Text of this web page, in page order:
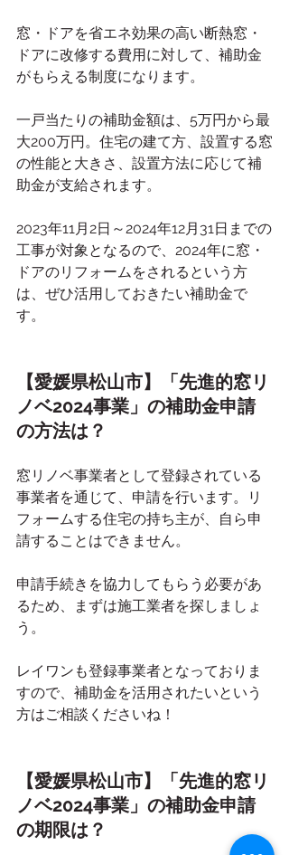
窓・ドアを省エネ効果の高い断熱窓・
ドアに改修する費用に対して、補助金
がもらえる制度になります。
一戸当たりの補助金額は、5万円から最
大200万円。住宅の建て方、設置する窓
の性能と大きさ、設置方法に応じて補
助金が支給されます。
2023年11月2日～2024年12月31日までの
工事が対象となるので、2024年に窓・
ドアのリフォームをされるという方
は、ぜひ活用しておきたい補助金で
す。
【愛媛県松山市】「先進的窓リ
ノベ2024事業」の補助金申請
の方法は？
窓リノベ事業者として登録されている
事業者を通じて、申請を行います。リ
フォームする住宅の持ち主が、自ら申
請することはできません。
申請手続きを協力してもらう必要があ
るため、まずは施工業者を探しましょ
う。
レイワンも登録事業者となっておりま
すので、補助金を活用されたいという
方はご相談くださいね！
【愛媛県松山市】「先進的窓リ
ノベ2024事業」の補助金申請
の期限は？